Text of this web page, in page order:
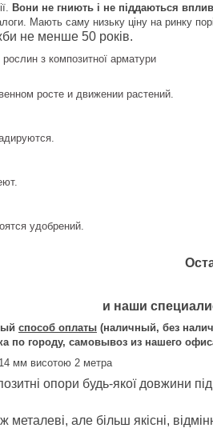
Вони не гниють і не піддаються
Мають саму низьку ціну на ринку
не менше 50 років.
рослин з композитної арматури
росте и движении растений.
удобрений.
и наши
способ оплаты (наличный, без
по городу, самовывоз из нашего
14 мм висотою 2 метра
опори будь-якої довжини
але більш якісні,